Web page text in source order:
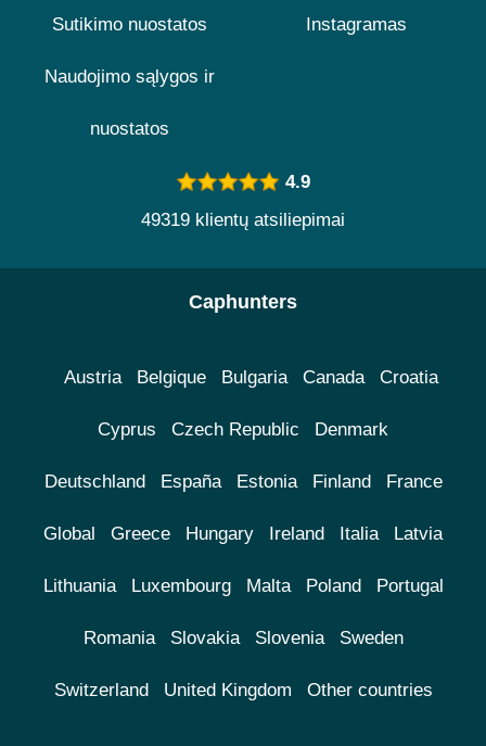
Sutikimo nuostatos
Naudojimo sąlygos ir
nuostatos
Instagramas
4.9
49319 klientų atsiliepimai
Caphunters
Austria Belgique Bulgaria Canada Croatia
Cyprus Czech Republic Denmark
Deutschland España Estonia Finland France
Global Greece Hungary Ireland Italia Latvia
Lithuania Luxembourg Malta Poland Portugal
Romania Slovakia Slovenia Sweden
Switzerland United Kingdom Other countries